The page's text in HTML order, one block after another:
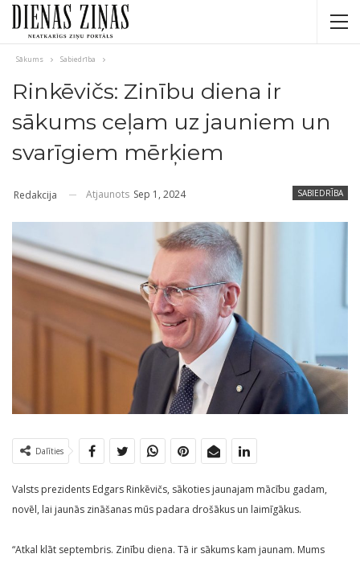
Sākums Sabiedrība
Rinkēvičs: Zinību diena ir
sākums ceļam uz jauniem un
svarīgiem mērķiem
SABIEDRĪBA
Redakcija Atjaunots Sep 1, 2024
Dalīties
Valsts prezidents Edgars Rinkēvičs, sākoties jaunajam mācību gadam,
novēl, lai jaunās zināšanas mūs padara drošākus un laimīgākus.
“Atkal klāt septembris. Zinību diena. Tā ir sākums kam jaunam. Mums